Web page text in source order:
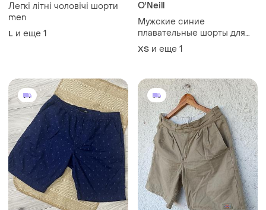
Легкі літні чоловічі шорти
men
L и еще 1
O'Neill
Мужские синие
плавательные шорты для
плавания плавки o'neill xs/s
подойдут на 13-14 лет
XS и еще 1